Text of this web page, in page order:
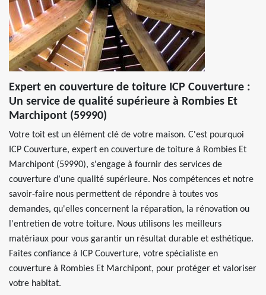
Expert en couverture de toiture ICP Couverture :
Un service de qualité supérieure à Rombies Et
Marchipont (59990)
Votre toit est un élément clé de votre maison. C'est pourquoi
ICP Couverture, expert en couverture de toiture à Rombies Et
Marchipont (59990), s'engage à fournir des services de
couverture d’une qualité supérieure. Nos compétences et notre
savoir-faire nous permettent de répondre à toutes vos
demandes, qu'elles concernent la réparation, la rénovation ou
l'entretien de votre toiture. Nous utilisons les meilleurs
matériaux pour vous garantir un résultat durable et esthétique.
Faites confiance à ICP Couverture, votre spécialiste en
couverture à Rombies Et Marchipont, pour protéger et valoriser
votre habitat.